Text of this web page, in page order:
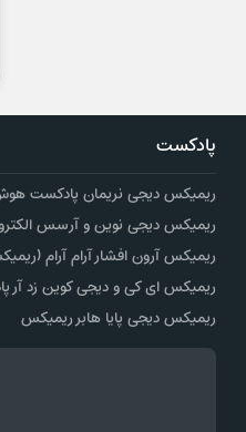
پادکست
ریمیکس دیجی نریمان پادکست
ریمیکس دیجی نوین و آرسس
ریمیکس آرون افشار آرام آرام
ریمیکس ای کی و دیجی کوین زد آر
ریمیکس دیجی پایا هابر ریمیکس